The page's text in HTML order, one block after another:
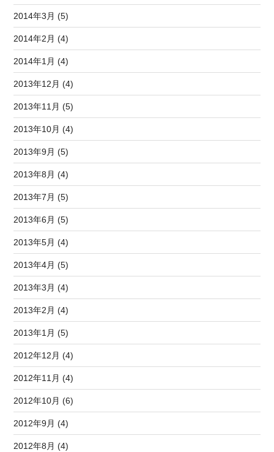
2014年3月 (5)
2014年2月 (4)
2014年1月 (4)
2013年12月 (4)
2013年11月 (5)
2013年10月 (4)
2013年9月 (5)
2013年8月 (4)
2013年7月 (5)
2013年6月 (5)
2013年5月 (4)
2013年4月 (5)
2013年3月 (4)
2013年2月 (4)
2013年1月 (5)
2012年12月 (4)
2012年11月 (4)
2012年10月 (6)
2012年9月 (4)
2012年8月 (4)